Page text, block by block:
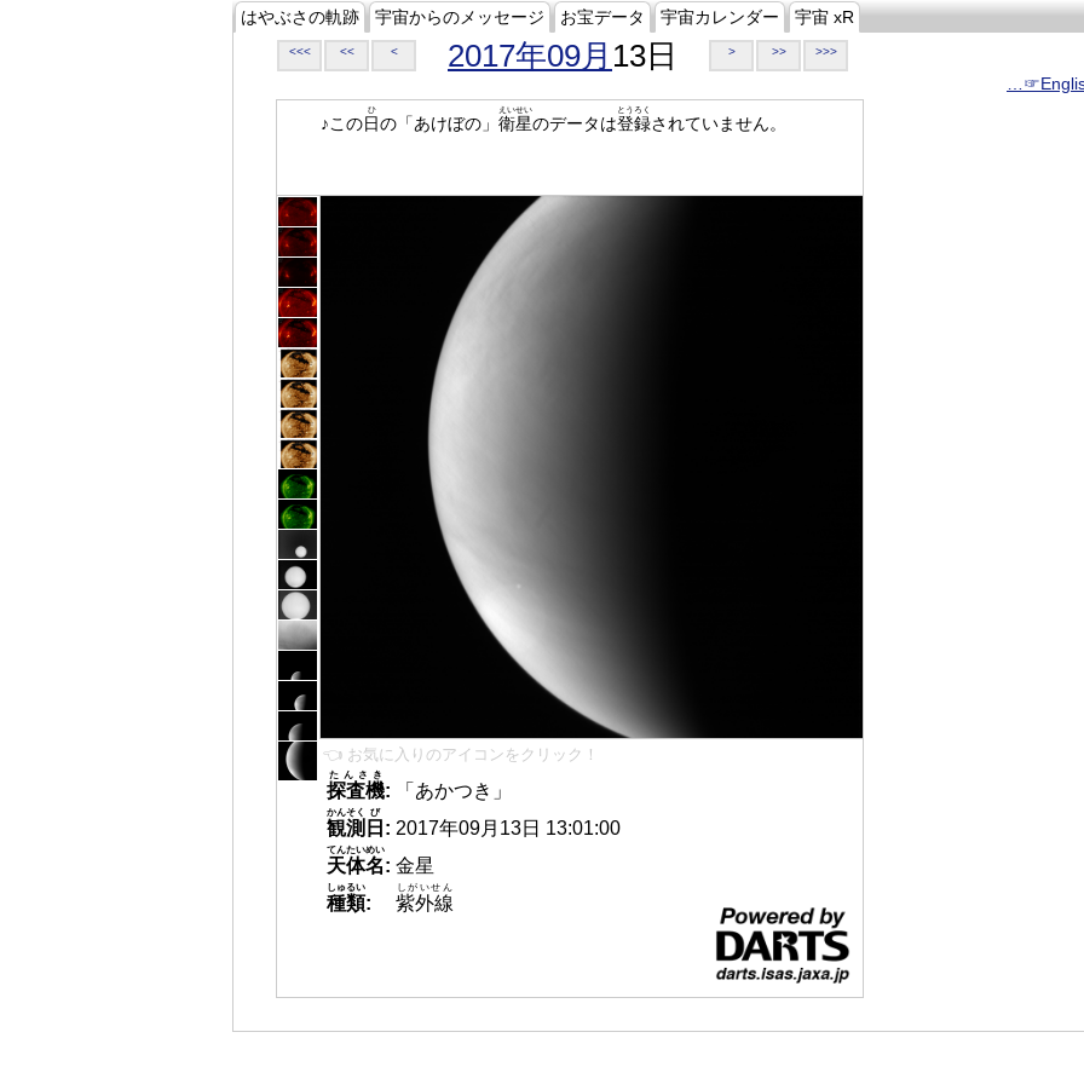
はやぶさの軌跡 宇宙からのメッセージ お宝データ 宇宙カレンダー 宇宙 xR
<<< << < 2017年09月 13日 > >> >>>
♪この日
ひ
の「あけぼの」 衛星
えいせい
のデータは登録
とうろく
されていません。
👈 お気に入りのアイコンをクリック！
探査機
たんさき
:
「あかつき」
観測
かんそく
日
び
: 2017年09月13日 13:01:00
天体名
てんたいめい
: 金星
種類
しゅるい
: 紫外線
しがいせん